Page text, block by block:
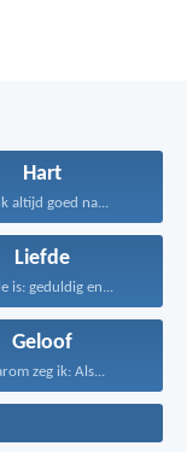
Hart
altijd goed na...
Liefde
is: geduldig en...
Geloof
zeg ik: Als...